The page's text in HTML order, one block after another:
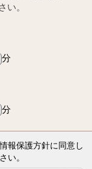
い。
分
分
報保護方針に同意し
い。